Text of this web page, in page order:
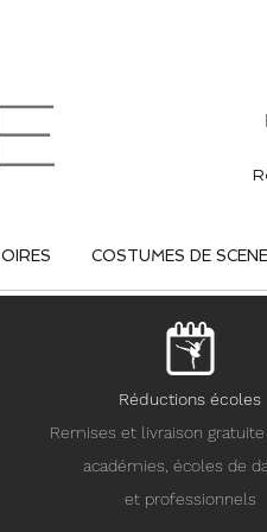
COSTUMES DE SCENE
Réductions écoles
Remises et livraison
académies, écoles de
et professionnels